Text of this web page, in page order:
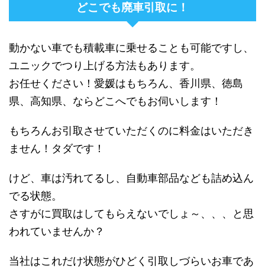
どこでも廃車引取に！
動かない車でも積載車に乗せることも可能ですし、
ユニックでつり上げる方法もあります。
お任せください！愛媛はもちろん、香川県、徳島
県、高知県、ならどこへでもお伺いします！
もちろんお引取させていただくのに料金はいただき
ません！タダです！
けど、車は汚れてるし、自動車部品なども詰め込ん
でる状態。
さすがに買取はしてもらえないでしょ～、、、と思
われていませんか？
当社はこれだけ状態がひどく引取しづらいお車であ